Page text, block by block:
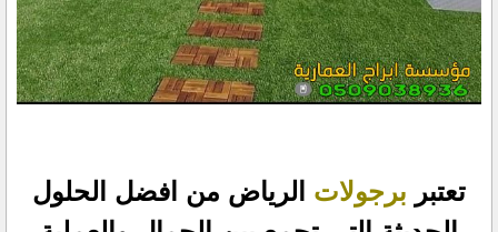
تعتبر برجولات الرياض من افضل الحلول